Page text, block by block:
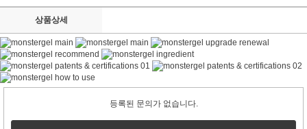
상품상세
등록된 문의가 없습니다.